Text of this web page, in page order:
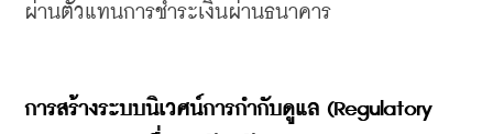
ผ่านตัวแทนการชำระเงินผ่านธนาคาร
การสร้างระบบนิเวศน์การกำกับดูแล (Regulatory